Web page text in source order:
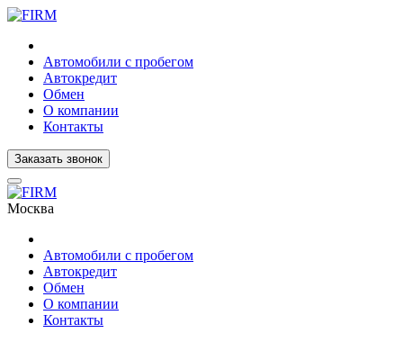
Автомобили с пробегом
Автокредит
Обмен
О компании
Контакты
Заказать звонок
Москва
Автомобили с пробегом
Автокредит
Обмен
О компании
Контакты